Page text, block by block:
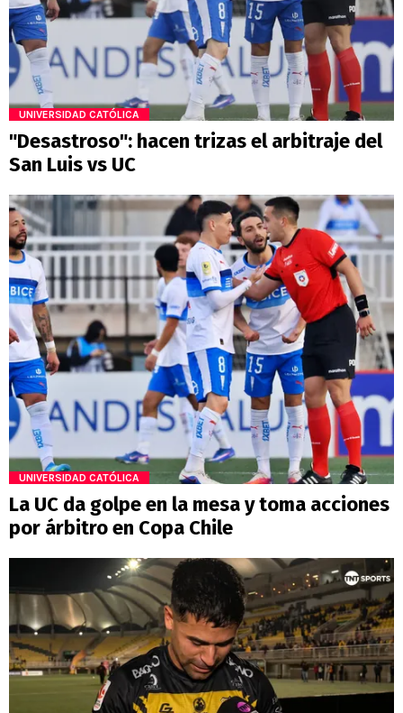
UNIVERSIDAD CATÓLICA
"Desastroso": hacen trizas el arbitraje del
San Luis vs UC
UNIVERSIDAD CATÓLICA
La UC da golpe en la mesa y toma acciones
por árbitro en Copa Chile